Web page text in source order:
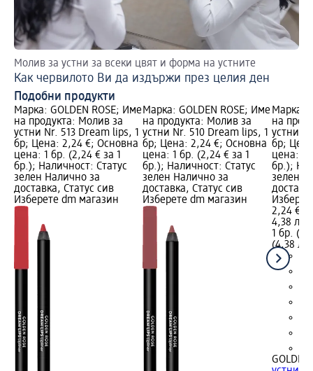
Молив за устни за всеки цвят и форма на устните
Как червилото Ви да издържи през целия ден
Подобни продукти
Марка: GOLDEN ROSE; Име
на продукта: Молив за
устни Nr. 513 Dream lips, 1
бр; Цена: 2,24 €; Основна
цена: 1 бр. (2,24 € за 1
бр.); Наличност: Статус
зелен Налично за
доставка, Статус сив
Изберете dm магазин
Марка: GOLDEN ROSE; Име
на продукта: Молив за
устни Nr. 510 Dream lips, 1
бр; Цена: 2,24 €; Основна
цена: 1 бр. (2,24 € за 1
бр.); Наличност: Статус
зелен Налично за
доставка, Статус сив
Изберете dm магазин
Марка:
на
устни
бр;
цена: 1
бр.);
зелен
2,24 €
4,38 лв.
1 бр.
(4,38
GOLDEN